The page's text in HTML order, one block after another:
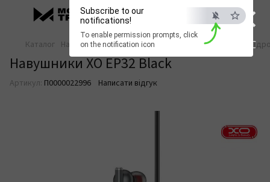
×
ESC
Subscribe to our
notifications!
To enable permission prompts, click
on the notification icon
Каталог Навушники та аудіо Дротові навушники Вакуумні
Навушники XO EP32 Black
Артикул: П0000022996 Написати відгук